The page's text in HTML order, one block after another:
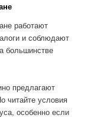
работают
и соблюдают
большинстве
предлагают
читайте условия
особенно если